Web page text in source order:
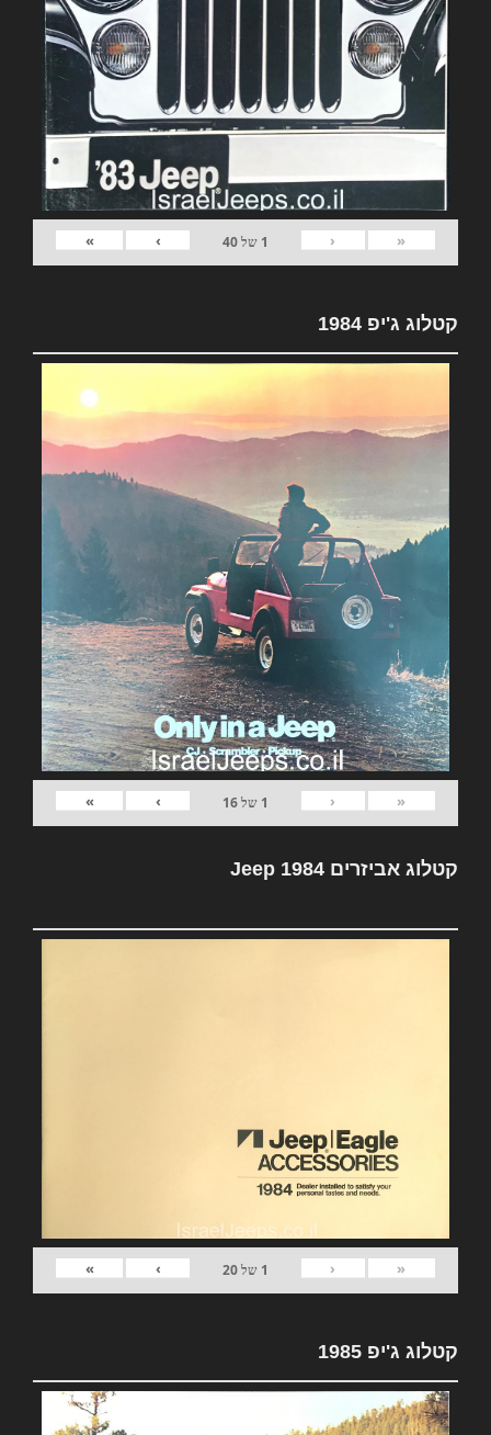
«
‹
1 של40
›
»
קטלוג ג'יפ 1984
«
‹
1 של16
›
»
קטלוג אביזרים Jeep 1984
«
‹
1 של20
›
»
קטלוג ג'יפ 1985